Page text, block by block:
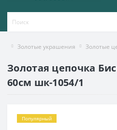
Золотые украшения Золотые
Золотая цепочка
60см шк-1054/1
Популярный